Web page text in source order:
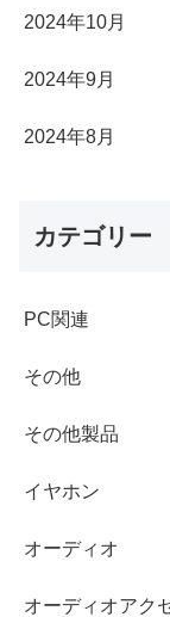
2024年10月
2024年9月
2024年8月
カテゴリー
PC関連
その他
その他製品
イヤホン
オーディオ
オーディオアク